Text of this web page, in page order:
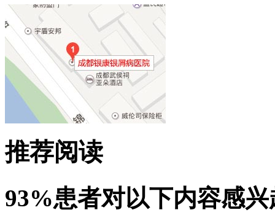
推荐阅读
93%患者对以下内容感兴